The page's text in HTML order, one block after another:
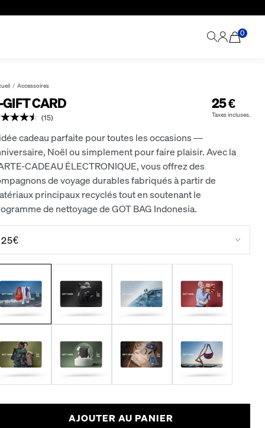
0
Accessoires
GIFT CARD
(15)
25 €
Taxes incluses.
cadeau parfaite pour toutes les occasions —
Noël ou simplement pour faire plaisir. Avec la
CADEAU ÉLECTRONIQUE, vous offrez des
de voyage durables fabriqués à partir de
principaux recyclés tout en soutenant le
de nettoyage de GOT BAG Indonesia.
25€
50€
150€
AJOUTER AU PANIER